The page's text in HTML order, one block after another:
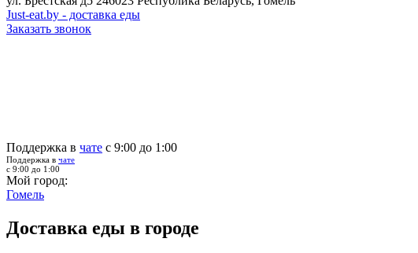
Just-eat.by - доставка еды
Заказать звонок
Поддержка в чате с 9:00 до 1:00
Поддержка в чате
с 9:00 до 1:00
Мой город:
Гомель
Доставка еды в городе